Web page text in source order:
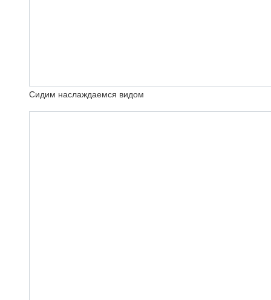
Сидим наслаждаемся видом